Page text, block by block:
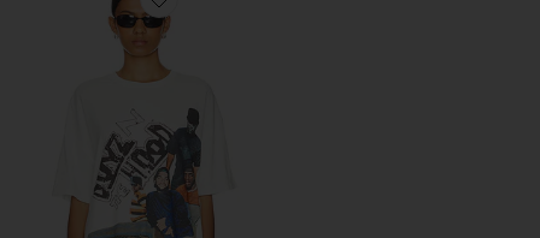
Favorite BOYZ N THE HOOD オーバーサイズTシャツ